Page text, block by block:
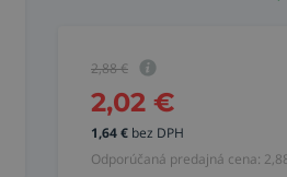
2,88€
2,02 €
1,64€ bez DPH
Odporúčaná predajná cena: